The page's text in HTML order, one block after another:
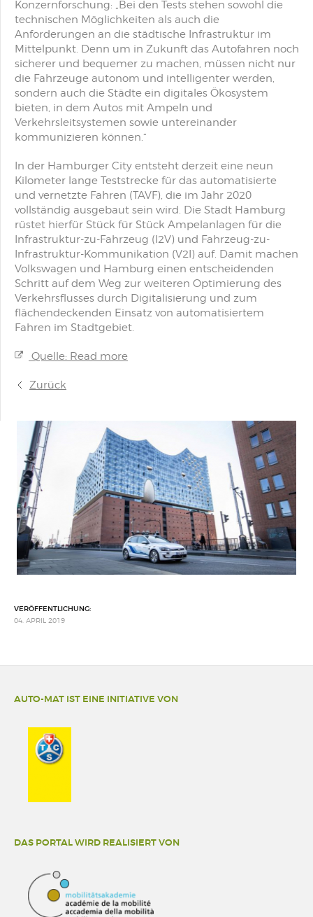
Konzernforschung: „Bei den Tests stehen sowohl die
technischen Möglichkeiten als auch die
Anforderungen an die städtische Infrastruktur im
Mittelpunkt. Denn um in Zukunft das Autofahren noch
sicherer und bequemer zu machen, müssen nicht nur
die Fahrzeuge autonom und intelligenter werden,
sondern auch die Städte ein digitales Ökosystem
bieten, in dem Autos mit Ampeln und
Verkehrsleitsystemen sowie untereinander
kommunizieren können.“
In der Hamburger City entsteht derzeit eine neun
Kilometer lange Teststrecke für das automatisierte
und vernetzte Fahren (TAVF), die im Jahr 2020
vollständig ausgebaut sein wird. Die Stadt Hamburg
rüstet hierfür Stück für Stück Ampelanlagen für die
Infrastruktur-zu-Fahrzeug (I2V) und Fahrzeug-zu-
Infrastruktur-Kommunikation (V2I) auf. Damit machen
Volkswagen und Hamburg einen entscheidenden
Schritt auf dem Weg zur weiteren Optimierung des
Verkehrsflusses durch Digitalisierung und zum
flächendeckenden Einsatz von automatisiertem
Fahren im Stadtgebiet.
Quelle: Read more
Zurück
VERÖFFENTLICHUNG:
04. APRIL 2019
AUTO-MAT IST EINE INITIATIVE VON
DAS PORTAL WIRD REALISIERT VON